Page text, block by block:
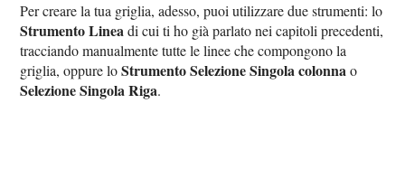
Per creare la tua griglia, adesso, puoi utilizzare due strumenti: lo
Strumento Lineadi cui ti ho già parlato nei capitoli precedenti,
tracciando manualmente tutte le linee che compongono la
griglia, oppure loStrumento Selezione Singola colonnao
Selezione Singola Riga.